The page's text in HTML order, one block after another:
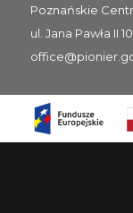
Poznańskie
ul. Jana Pawła II